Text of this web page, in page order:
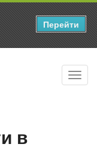
в
Перейти